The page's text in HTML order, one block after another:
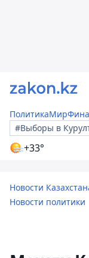
ПолитикаМир
#Выборы в
+33°
Новости
Новости политики